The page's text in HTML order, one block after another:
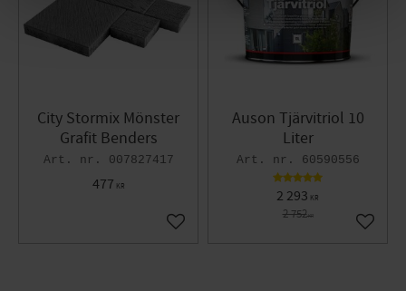
City Stormix Mönster
Grafit Benders
007827417
477 KR
Lägg till i favoriter
Auson Tjärvitriol 10
Liter
60590556
2 293 KR
2 752KR
Lägg